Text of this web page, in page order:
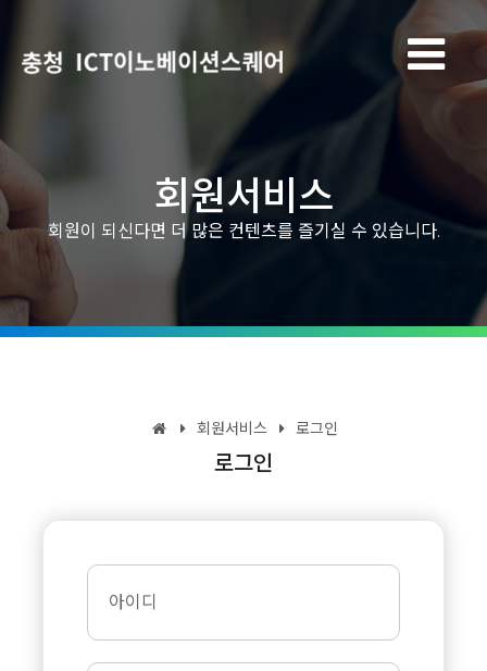
회원서비스
회원이 되신다면 더 많은 컨텐츠를 즐기실 수 있습니다.
회원서비스 로그인
로그인
아이디